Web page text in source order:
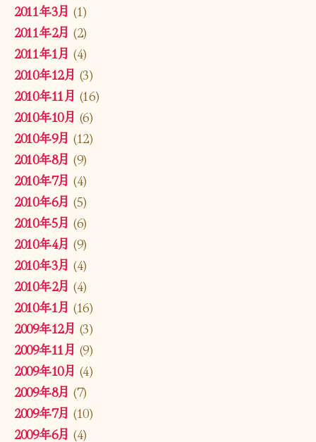
2011年3月 (1)
2011年2月 (2)
2011年1月 (4)
2010年12月 (3)
2010年11月 (16)
2010年10月 (6)
2010年9月 (12)
2010年8月 (9)
2010年7月 (4)
2010年6月 (5)
2010年5月 (6)
2010年4月 (9)
2010年3月 (4)
2010年2月 (4)
2010年1月 (16)
2009年12月 (3)
2009年11月 (9)
2009年10月 (4)
2009年8月 (7)
2009年7月 (10)
2009年6月 (4)